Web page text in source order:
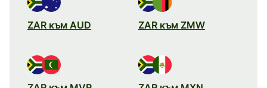
ZAR към AUD ZAR към ZMW